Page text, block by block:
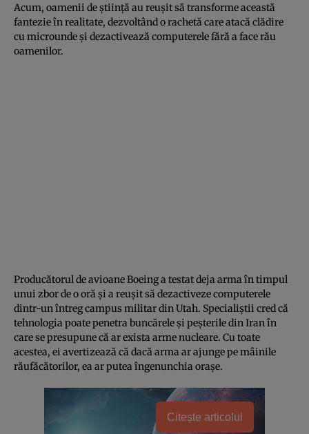
Acum, oamenii de ştiinţă au reuşit să transforme această
fantezie în realitate, dezvoltând o rachetă care atacă clădire
cu microunde şi dezactivează computerele fără a face rău
oamenilor.
Producătorul de avioane Boeing a testat deja arma în timpul
unui zbor de o oră şi a reuşit să dezactiveze computerele
dintr-un întreg campus militar din Utah. Specialiştii cred că
tehnologia poate penetra buncărele şi peşterile din Iran în
care se presupune că ar exista arme nucleare. Cu toate
acestea, ei avertizează că dacă arma ar ajunge pe mâinile
răufăcătorilor, ea ar putea îngenunchia oraşe.
Citește articolul